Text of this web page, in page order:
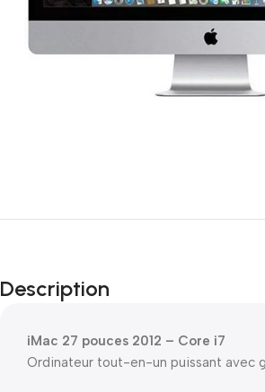
Description
iMac 27 pouces 2012 – Core i7
Ordinateur tout-en-un puissant avec